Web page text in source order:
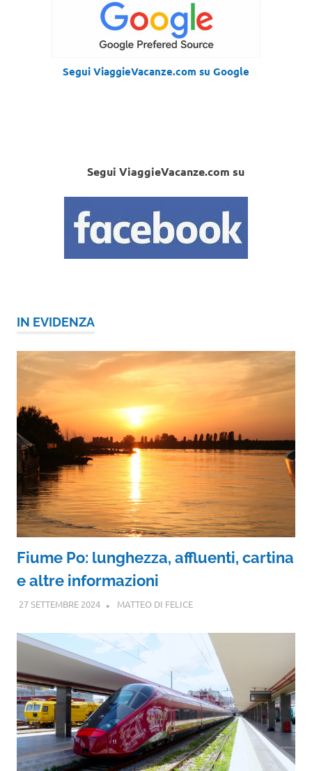
Segui ViaggieVacanze.com su Google
Segui ViaggieVacanze.com su
IN EVIDENZA
Fiume Po: lunghezza, affluenti, cartina
e altre informazioni
27 SETTEMBRE 2024 MATTEO DI FELICE